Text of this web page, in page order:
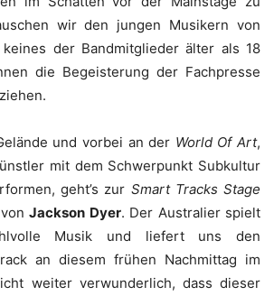
wir den jungen Musikern von
der Bandmitglieder älter als 18
die Begeisterung der Fachpresse
und vorbei an der World Of Art,
mit dem Schwerpunkt Subkultur
geht’s zur Smart Tracks Stage
Jackson Dyer. Der Australier spielt
Musik und liefert uns den
an diesem frühen Nachmittag im
weiter verwunderlich, dass dieser